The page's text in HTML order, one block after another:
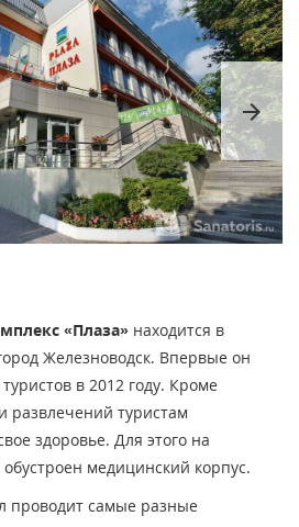
arrow_forward
«Плаза» находится в
Железноводск. Впервые он
в 2012 году. Кроме
развлечений туристам
здоровье. Для этого на
медицинский корпус.
проводит самые разные